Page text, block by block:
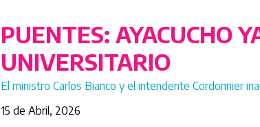
PUENTES: AYACUCHO
UNIVERSITARIO
El ministro Carlos Bianco y el intendente Cordonnier
15 de Abril, 2026